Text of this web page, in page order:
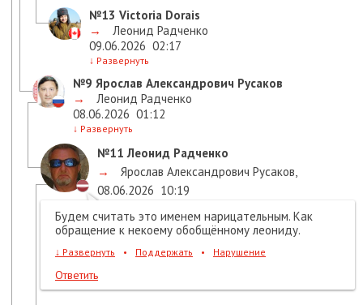
№13 Victoria Dorais
→
Леонид Радченко
09.06.2026 02:17
↓ Развернуть
№9 Ярослав Александрович Русаков
→
Леонид Радченко
08.06.2026 01:12
↓ Развернуть
№11 Леонид Радченко
→
Ярослав Александрович Русаков,
08.06.2026 10:19
Будем считать это именем нарицательным. Как
обращение к некоему обобщённому леониду.
↓ Развернуть • Поддержать • Нарушение
Ответить